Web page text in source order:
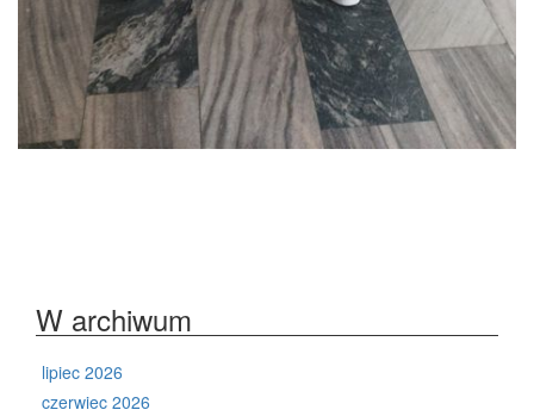
W archiwum
lipiec 2026
czerwiec 2026